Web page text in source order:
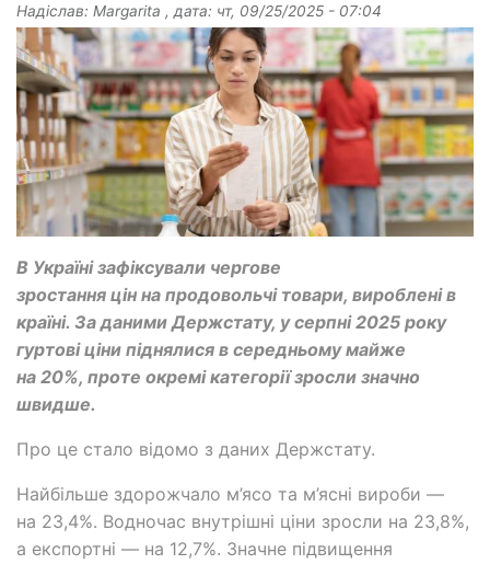
Надіслав: Margarita , дата: чт, 09/25/2025 - 07:04
В Україні зафіксували чергове
зростання цін на продовольчі товари, вироблені в
країні. За даними Держстату, у серпні 2025 року
гуртові ціни піднялися в середньому майже
на 20%, проте окремі категорії зросли значно
швидше.
Про це стало відомо з даних Держстату.
Найбільше здорожчало м’ясо та м’ясні вироби —
на 23,4%. Водночас внутрішні ціни зросли на 23,8%,
а експортні — на 12,7%. Значне підвищення